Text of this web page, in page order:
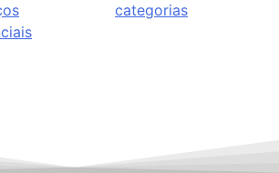
categorias